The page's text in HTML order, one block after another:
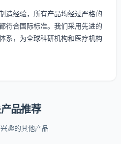
造经验，所有产品均经过严格的
符合国际标准。我们采用先进的
系，为全球科研机构和医疗机构
品推荐
趣的其他产品